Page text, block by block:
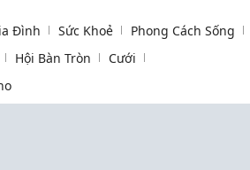
Đình Sức Khoẻ
Phong Cách Sống
Hội Bàn Tròn
Cưới